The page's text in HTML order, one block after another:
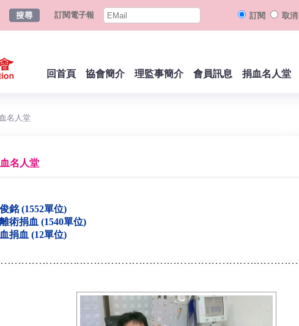
訂閱電子報 訂閱 取消
回首頁 協會簡介 理監事簡介 會員訊息 捐血名人堂
名人堂
名人堂
銘 (1552單位)
術捐血 (1540單位)
捐血 (12單位)